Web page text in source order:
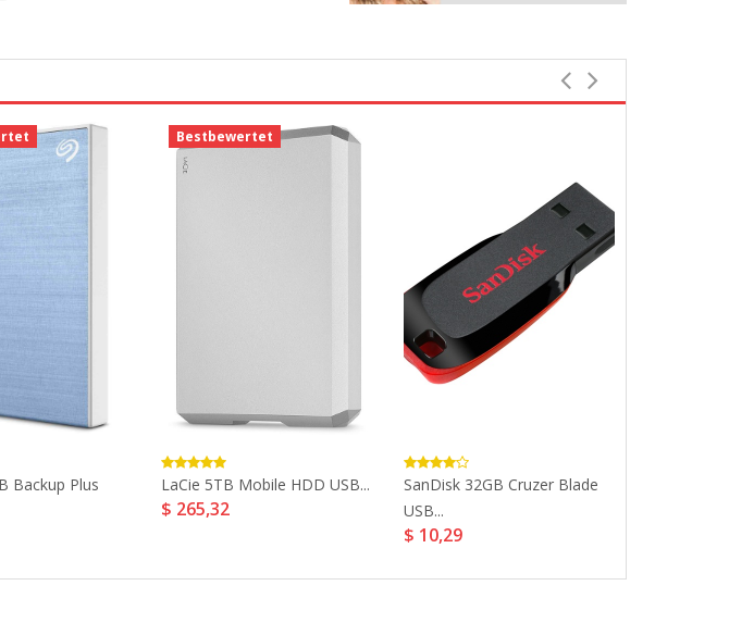
Backup Plus
Bestbewertet
LaCie 5TB Mobile HDD USB...
$ 265,32
SanDisk 32GB Cruzer Blade
USB...
$ 10,29